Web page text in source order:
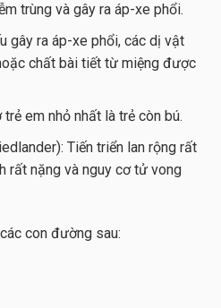
trùng và gây ra áp-xe phổi.
gây ra áp-xe phổi, các dị vật
chất bài tiết từ miệng được
em nhỏ nhất là trẻ còn bú.
Tiến triển lan rộng rất
rất nặng và nguy cơ tử vong
con đường sau: